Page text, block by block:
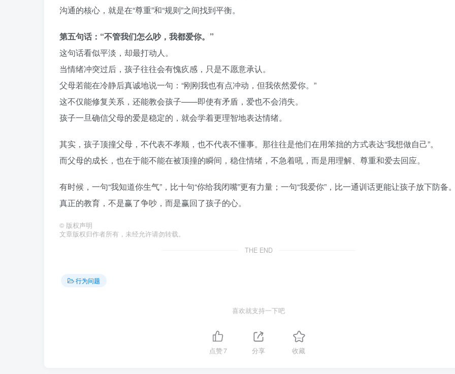
沟通的核心，就是在“尊重”和“规则”之间找到平衡。
第五句话：“不管我们怎么吵，我都爱你。”
这句话看似平淡，却最打动人。
当情绪冲突过后，孩子往往会有愧疚感，只是不愿意承认。
父母若能在冷静后真诚地说一句：“刚刚我也有点冲动，但我依然爱你。”
这不仅能修复关系，还能教会孩子——即使有矛盾，爱也不会消失。
孩子一旦确信父母的爱是稳定的，就会学着更理智地表达情绪。
其实，孩子顶撞父母，不代表不孝顺，也不代表不懂事。那往往是他们在用笨拙的方式表达“我想做自己”。
而父母的成长，也在于能不能在被顶撞的瞬间，稳住情绪，不急着吼，而是用理解、尊重和爱去回应。
有时候，一句“我知道你生气”，比十句“你给我闭嘴”更有力量；一句“我爱你”，比一通训话更能让孩子放下防备
真正的教育，不是赢了争吵，而是赢回了孩子的心。
© 版权声明
文章版权归作者所有，未经允许请勿转载。
THE END
行为问题
喜欢就支持一下吧
点赞7 分享 收藏